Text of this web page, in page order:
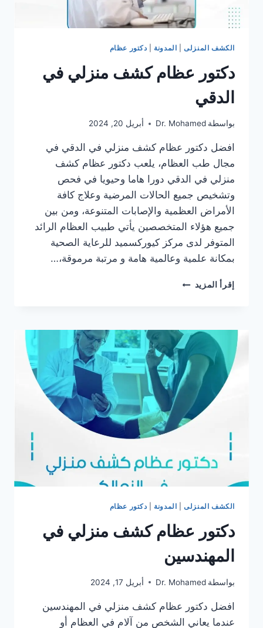
الكشف المنزلى| المدونة دكتور عظام
دكتور عظام كشف منزلي في
الدقي
بواسطة Dr. Mohamed أبريل 20, 2024
افضل دكتور عظام كشف منزلي في الدقي في
مجال طب العظام، يلعب دكتور عظام كشف
منزلي في الدقي دورا هاما وحيويا في فحص
وتشخيص جميع الحالات المرضية وعلاج كافة
الأمراض العظمية والإصابات المتنوعة، ومن بين
جميع هؤلاء المتخصصين يأتي طبيب العظام الرائد
المتوفر لدى مركز كيوركسميد للرعاية الصحية
بمكانة علمية وعالمية هامة و مرتبة مرموقة،…
إقرأ المزيد دكتور
في
الدقي
الكشف المنزلى| المدونة دكتور عظام
دكتور عظام كشف منزلي في
المهندسين
بواسطة Dr. Mohamed أبريل 17, 2024
افضل دكتور عظام كشف منزلي في المهندسين
عندما يعاني الشخص من آلام في العظام أو